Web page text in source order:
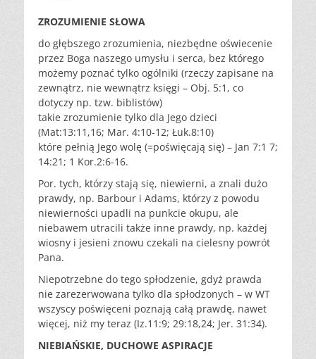
ZROZUMIENIE SŁOWA
do głębszego zrozumienia, niezbędne oświecenie
przez Boga naszego umysłu i serca, bez którego
możemy poznać tylko ogólniki (rzeczy zapisane na
zewnątrz, nie wewnątrz księgi – Obj. 5:1, co
dotyczy np. tzw. biblistów)
takie zrozumienie tylko dla Jego dzieci
(Mat:13:11,16; Mar. 4:10-12; Łuk.8:10)
które pełnią Jego wolę (=poświęcają się) – Jan 7:1 7;
14:21; 1 Kor.2:6-16.
Por. tych, którzy stają się, niewierni, a znali dużo
prawdy, np. Barbour i Adams, którzy z powodu
niewierności upadli na punkcie okupu, ale
niebawem utracili także inne prawdy, np. każdej
wiosny i jesieni znowu czekali na cielesny powrót
Pana.
Niepotrzebne do tego spłodzenie, gdyż prawda
nie zarezerwowana tylko dla spłodzonych – w WT
wszyscy poświęceni poznają całą prawdę, nawet
więcej, niż my teraz (Iz.11:9; 29:18,24; Jer. 31:34).
NIEBIAŃSKIE, DUCHOWE ASPIRACJE